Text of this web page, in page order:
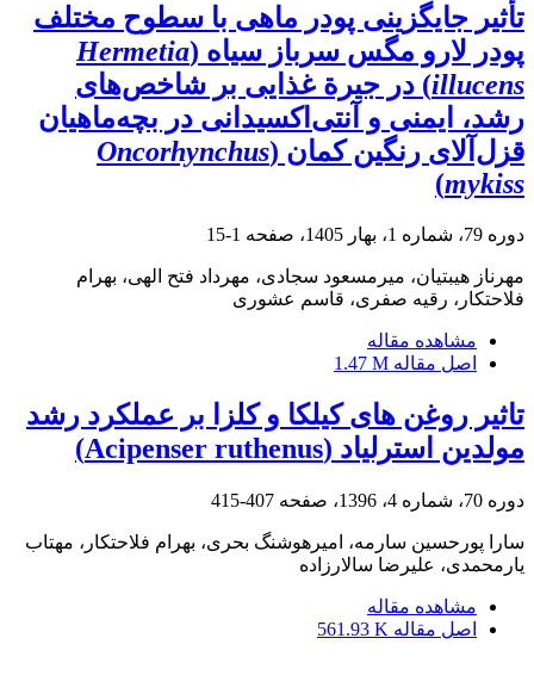
تأثیر جایگزینی پودر ماهی با سطوح مختلف
پودر لارو مگس سرباز سیاه (Hermetia
illucens) در جیرة غذایی بر شاخص‌های
رشد، ایمنی و آنتی‌اکسیدانی در بچه‌ماهیان
قزل‌آلای رنگین ‏کمان (Oncorhynchus
mykiss
)
دوره 79، شماره 1، بهار 1405، صفحه 1-15
مهرناز هیبتیان، میرمسعود سجادی، مهرداد فتح الهی، بهرام
فلاحتکار، رقیه صفری، قاسم عشوری
مشاهده مقاله
اصل مقاله 1.47 M
تاثیر روغن های کیلکا و کلزا بر عملکرد رشد
مولدین استرلیاد (Acipenser ruthenus)
دوره 70، شماره 4، 1396، صفحه 407-415
سارا پورحسین سارمه، امیرهوشنگ بحری، بهرام فلاحتکار، مهتاب
یارمحمدی، علیرضا سالارزاده
مشاهده مقاله
اصل مقاله 561.93 K